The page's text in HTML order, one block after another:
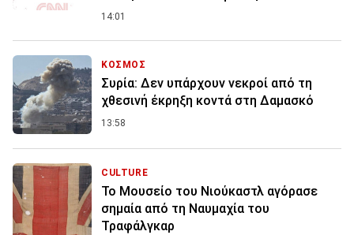
14:01
ΚΟΣΜΟΣ
Συρία: Δεν υπάρχουν νεκροί από τη
χθεσινή έκρηξη κοντά στη Δαμασκό
13:58
CULTURE
Το Μουσείο του Νιούκαστλ αγόρασε
σημαία από τη Ναυμαχία του
Τραφάλγκαρ